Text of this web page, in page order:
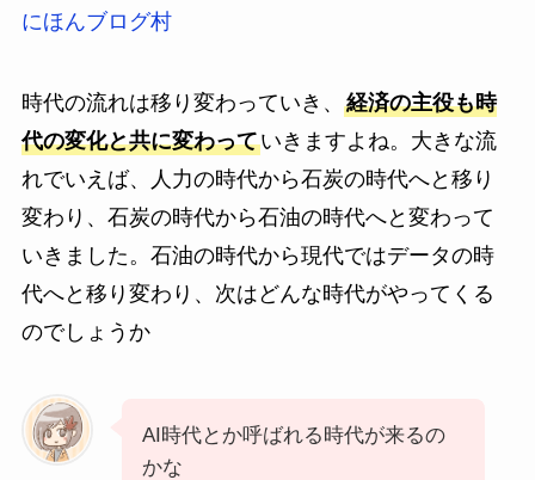
にほんブログ村
時代の流れは移り変わっていき、 経済の主役も時
代の変化と共に変わっていきますよね。大きな流
れでいえば、人力の時代から石炭の時代へと移り
変わり、石炭の時代から石油の時代へと変わって
いきました。石油の時代から現代ではデータの時
代へと移り変わり、次はどんな時代がやってくる
のでしょうか
AI時代とか呼ばれる時代が来るの
かな